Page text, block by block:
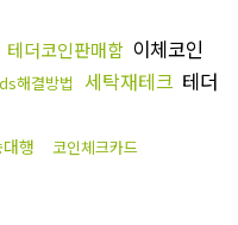
테더코인판매함 이체코인
해결방법 세탁재테크 테더
행 코인체크카드